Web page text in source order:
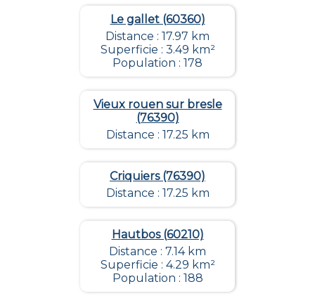
Le gallet (60360)
Distance : 17.97 km
Superficie : 3.49 km²
Population : 178
Vieux rouen sur bresle
(76390)
Distance : 17.25 km
Criquiers (76390)
Distance : 17.25 km
Hautbos (60210)
Distance : 7.14 km
Superficie : 4.29 km²
Population : 188